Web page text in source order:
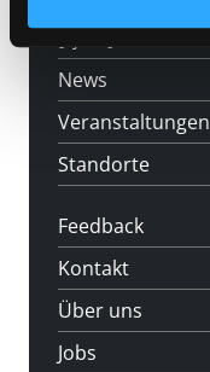
[kju:b]
News
Veranstaltungen
Standorte
Feedback
Kontakt
Über uns
Jobs